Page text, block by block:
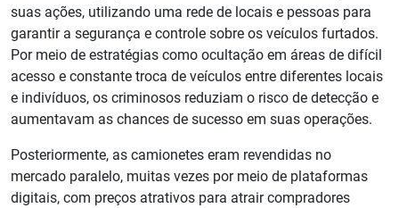
suas ações, utilizando uma rede de locais e pessoas para
garantir a segurança e controle sobre os veículos furtados.
Por meio de estratégias como ocultação em áreas de difícil
acesso e constante troca de veículos entre diferentes locais
e indivíduos, os criminosos reduziam o risco de detecção e
aumentavam as chances de sucesso em suas operações.
Posteriormente, as camionetes eram revendidas no
mercado paralelo, muitas vezes por meio de plataformas
digitais, com preços atrativos para atrair compradores